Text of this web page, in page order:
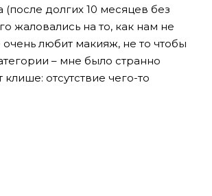
долгих 10 месяцев без
жаловались на то, как нам не
любит макияж, не то чтобы
– мне было странно
отсутствие чего-то